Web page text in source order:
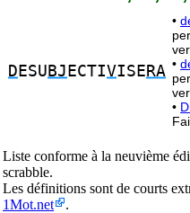
D ESU BJ ECTIVISE RA
•
•
•
Liste conforme à la neuvième
scrabble.
Les définitions sont de courts
1Mot.net
.